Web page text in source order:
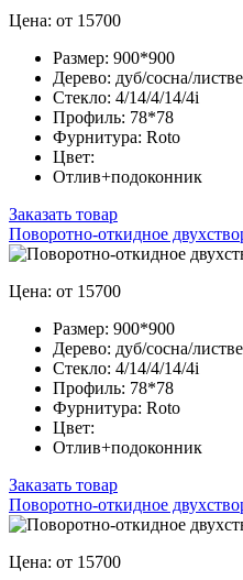
Цена: от 15700
Размер: 900*900
Дерево: дуб/сосна/
Стекло: 4/14/4/14/4i
Профиль: 78*78
Фурнитура: Roto
Цвет:
Отлив+подоконник
Заказать товар
Поворотно-откидное
Цена: от 15700
Размер: 900*900
Дерево: дуб/сосна/
Стекло: 4/14/4/14/4i
Профиль: 78*78
Фурнитура: Roto
Цвет:
Отлив+подоконник
Заказать товар
Поворотно-откидное
Цена: от 15700